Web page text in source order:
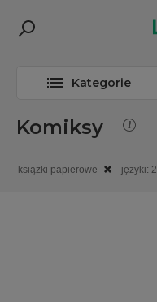
Kategorie
Komiksy
książki papierowe języki: 2